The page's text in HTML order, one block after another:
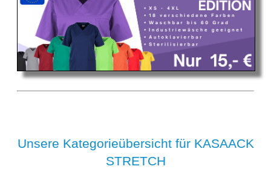
Unsere Kategorieübersicht für KASAACK
STRETCH